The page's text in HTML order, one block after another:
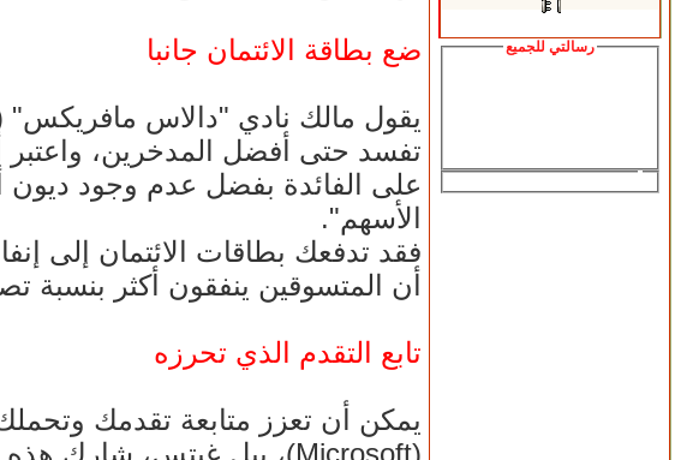
رسالتي للجميع ضع بطاقة الائتمان جانبا
تفسد حتى أفضل المدخرين، واعتبر
على الفائدة بفضل عدم وجود
الأسهم".
فقد تدفعك بطاقات الائتمان إلى
أن المتسوقين ينفقون أكثر بنسبة تصل إلى 100% عند الدفع
تابع التقدم الذي تحرزه
يمكن أن تعزز متابعة تقدمك